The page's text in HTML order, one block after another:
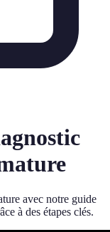
avec notre guide
à des étapes clés.